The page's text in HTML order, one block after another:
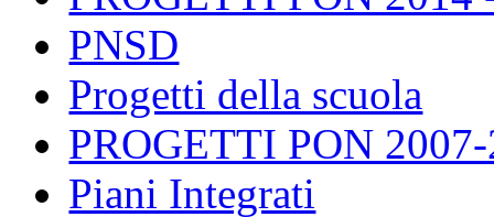
PNSD
Progetti della scuola
PROGETTI PON
Piani Integrati